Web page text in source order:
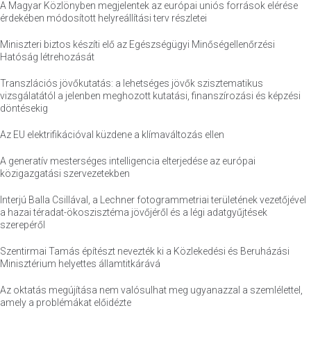
A Magyar Közlönyben megjelentek az európai uniós források elérése
érdekében módosított helyreállítási terv részletei
Miniszteri biztos készíti elő az Egészségügyi Minőségellenőrzési
Hatóság létrehozását
Transzlációs jövőkutatás: a lehetséges jövők szisztematikus
vizsgálatától a jelenben meghozott kutatási, finanszírozási és képzési
döntésekig
Az EU elektrifikációval küzdene a klímaváltozás ellen
A generatív mesterséges intelligencia elterjedése az európai
közigazgatási szervezetekben
Interjú Balla Csillával, a Lechner fotogrammetriai területének vezetőjével
a hazai téradat-ökoszisztéma jövőjéről és a légi adatgyűjtések
szerepéről
Szentirmai Tamás építészt nevezték ki a Közlekedési és Beruházási
Minisztérium helyettes államtitkárává
Az oktatás megújítása nem valósulhat meg ugyanazzal a szemlélettel,
amely a problémákat előidézte